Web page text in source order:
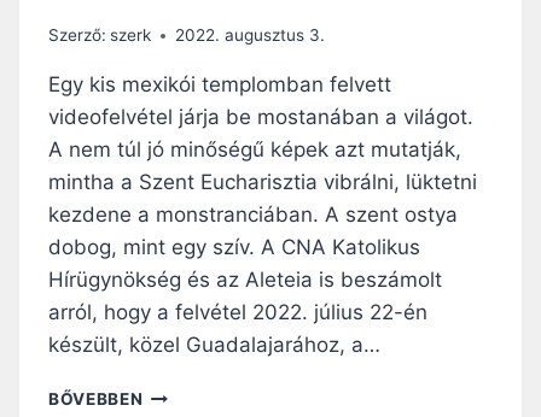
I
Z
T
I
A
E
E
J
É
R
Ő
L
Szerző: szerk 2022. augusztus 3.
Egy kis mexikói templomban felvett
videofelvétel járja be mostanában a világot.
A nem túl jó minőségű képek azt mutatják,
mintha a Szent Eucharisztia vibrálni, lüktetni
kezdene a monstranciában. A szent ostya
dobog, mint egy szív. A CNA Katolikus
Hírügynökség és az Aleteia is beszámolt
arról, hogy a felvétel 2022. július 22-én
készült, közel Guadalajarához, a…
BŐVEBBEN